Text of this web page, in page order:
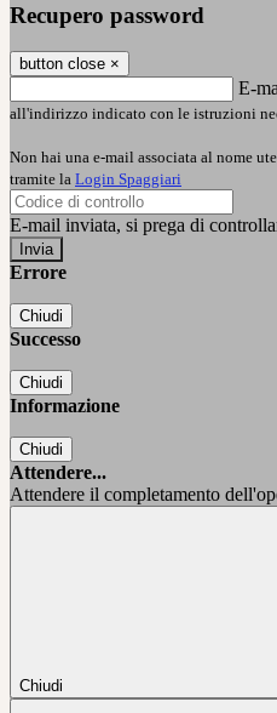
Recupero password
button close ×
E-
all'indirizzo indicato con le istruzioni
Non hai una e-mail associata al nome
tramite la Login Spaggiari
E-mail inviata, si prega di
Errore
Chiudi
Successo
Chiudi
Informazione
Chiudi
Attendere...
Attendere il completamento
Chiudi